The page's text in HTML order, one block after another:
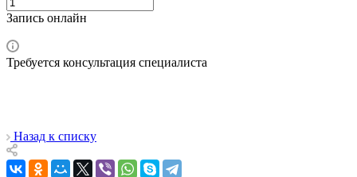
Запись онлайн
Требуется консультация специалиста
Назад к списку